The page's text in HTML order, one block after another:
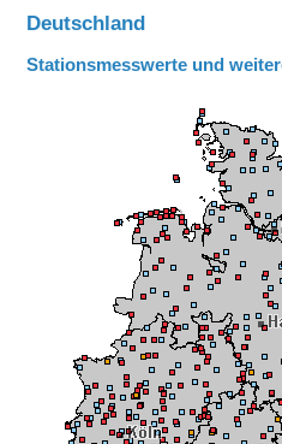
Deutschland
Stationsmesswerte und